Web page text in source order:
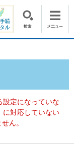
設定になっていな
に対応していない
ん。